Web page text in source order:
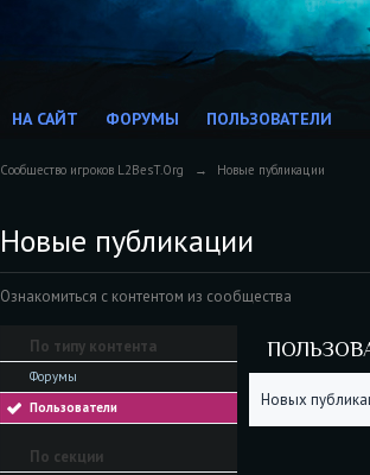
НА САЙТ ФОРУМЫ ПОЛЬЗОВАТЕЛИ
Сообщество игроков L2BesT.Org → Новые публикации
Новые публикации
Ознакомиться с контентом из сообщества
По типу контента
Форумы
Пользователи
По секции
Новых